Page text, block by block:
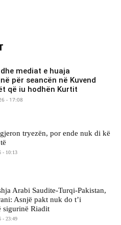
mediat e huaja
për seancën në Kuvend
që iu hodhën Kurtit
- 17:08
tryezën, por ende nuk di kë
- 10:13
Arabi Saudite-Turqi-Pakistan,
Asnjë pakt nuk do t’i
sigurinë Riadit
- 23:49